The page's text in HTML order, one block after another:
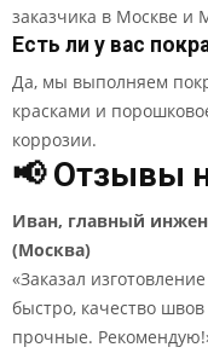
заказчика в Москве и
Есть ли у вас
Да, мы выполняем
красками и
коррозии.
📢 Отзывы
Иван, главный
(Москва)
«Заказал
быстро, качество
прочные.